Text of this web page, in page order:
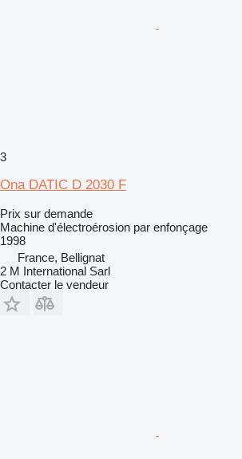
3
Ona DATIC D 2030 F
Prix sur demande
Machine d'électroérosion par enfonçage
1998
France, Bellignat
2 M International Sarl
Contacter le vendeur